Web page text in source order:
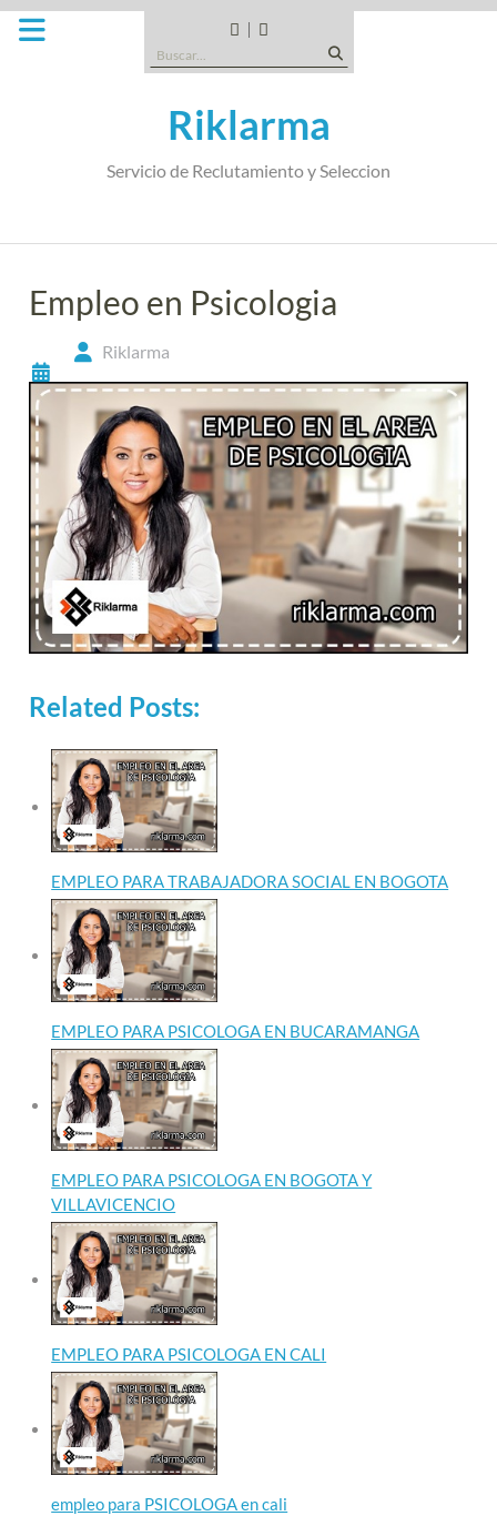
Saltar
CANDIDATOS
TIPO
EMPRESA
SOMOS
Buscar:
Riklarma
Servicio de Reclutamiento y Seleccion
Empleo en Psicologia
Riklarma
Related Posts:
EMPLEO PARA TRABAJADORA SOCIAL EN BOGOTA
EMPLEO PARA PSICOLOGA EN BUCARAMANGA
EMPLEO PARA PSICOLOGA EN BOGOTA Y
VILLAVICENCIO
EMPLEO PARA PSICOLOGA EN CALI
empleo para PSICOLOGA en cali